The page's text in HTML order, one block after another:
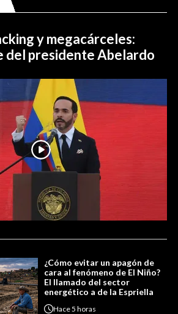
y megacárceles:
del presidente Abelardo
¿Cómo evitar un apagón de
cara al fenómeno de El Niño?
El llamado del sector
energético a de la Espriella
Hace5 horas